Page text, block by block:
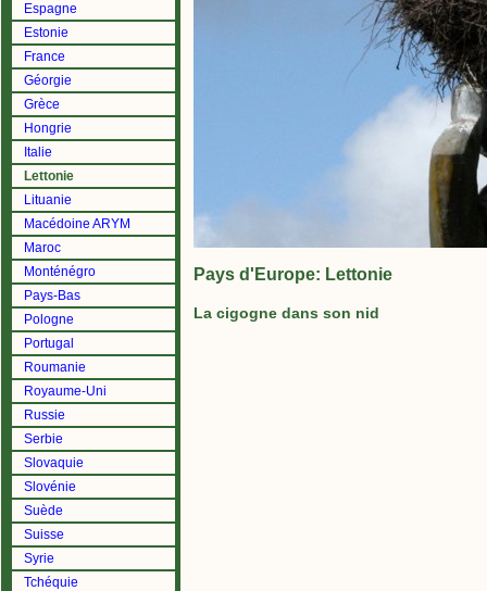
Espagne
Estonie
France
Géorgie
Grèce
Hongrie
Italie
Lettonie
Lituanie
Macédoine ARYM
Maroc
Monténégro
Pays-Bas
Pologne
Portugal
Roumanie
Royaume-Uni
Russie
Serbie
Slovaquie
Slovénie
Suède
Suisse
Syrie
Tchéquie
Pays d'Europe: Lettonie
La cigogne dans son nid